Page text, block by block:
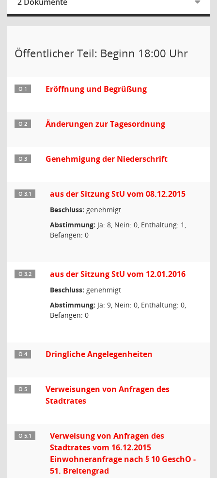
Öffentlicher Teil: Beginn 18:00 Uhr
Ö 1 Eröffnung und Begrüßung
Ö 2 Änderungen zur Tagesordnung
Ö 3 Genehmigung der Niederschrift
Ö 3.1 aus der Sitzung StU vom 08.12.2015
Beschluss: genehmigt
Abstimmung: Ja: 8, Nein: 0, Enthaltung: 1,
Befangen: 0
Ö 3.2 aus der Sitzung StU vom 12.01.2016
Beschluss: genehmigt
Abstimmung: Ja: 9, Nein: 0, Enthaltung: 0,
Befangen: 0
Ö 4 Dringliche Angelegenheiten
Ö 5
Verweisungen von Anfragen des
Stadtrates
Ö 5.1
Verweisung von Anfragen des
Stadtrates vom 16.12.2015
Einwohneranfrage nach § 10 GeschO -
51. Breitengrad